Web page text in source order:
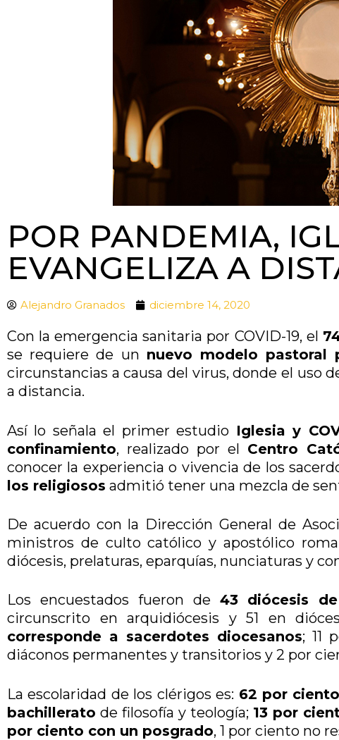
POR PANDEMIA,
EVANGELIZA A
Alejandro Granados diciembre 14, 2020
Con la emergencia sanitaria por COVID-19, el
se requiere de un nuevo modelo pastoral
circunstancias a causa del virus, donde el uso
a distancia.
Así lo señala el primer estudio Iglesia y
confinamiento, realizado por el Centro
conocer la experiencia o vivencia de los
los religiosos admitió tener una mezcla de
De acuerdo con la Dirección General de
ministros de culto católico y apostólico
diócesis, prelaturas, eparquías, nunciaturas y
Los encuestados fueron de 43 diócesis
circunscrito en arquidiócesis y 51 en
corresponde a sacerdotes diocesanos; 11
diáconos permanentes y transitorios y 2 por
La escolaridad de los clérigos es: 62 por
bachillerato de filosofía y teología; 13 por
por ciento con un posgrado, 1 por ciento no